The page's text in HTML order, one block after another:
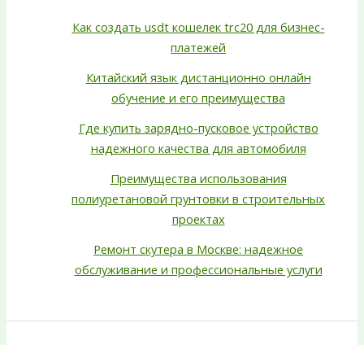
Как создать usdt кошелек trc20 для бизнес-
платежей
Китайский язык дистанционно онлайн
обучение и его преимущества
Где купить зарядно-пусковое устройство
надежного качества для автомобиля
Преимущества использования
полиуретановой грунтовки в строительных
проектах
Ремонт скутера в Москве: надежное
обслуживание и профессиональные услуги